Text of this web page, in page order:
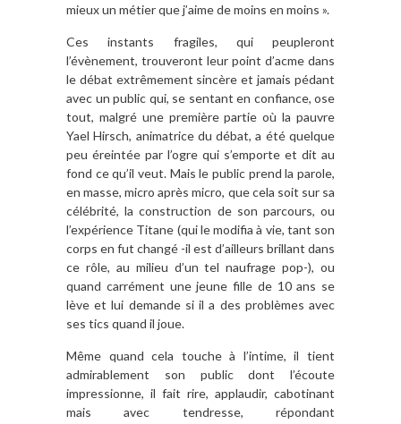
mieux un métier que j’aime de moins en moins ».
Ces instants fragiles, qui peupleront
l’évènement, trouveront leur point d’acme dans
le débat extrêmement sincère et jamais pédant
avec un public qui, se sentant en confiance, ose
tout, malgré une première partie où la pauvre
Yael Hirsch, animatrice du débat, a été quelque
peu éreintée par l’ogre qui s’emporte et dit au
fond ce qu’il veut. Mais le public prend la parole,
en masse, micro après micro, que cela soit sur sa
célébrité, la construction de son parcours, ou
l’expérience Titane (qui le modifia à vie, tant son
corps en fut changé -il est d’ailleurs brillant dans
ce rôle, au milieu d’un tel naufrage pop-), ou
quand carrément une jeune fille de 10 ans se
lève et lui demande si il a des problèmes avec
ses tics quand il joue.
Même quand cela touche à l’intime, il tient
admirablement son public dont l’écoute
impressionne, il fait rire, applaudir, cabotinant
mais avec tendresse, répondant